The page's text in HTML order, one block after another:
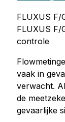
FLUXUS F/
FLUXUS F/
controle
vaak in
verwacht.
de
gevaarlijke